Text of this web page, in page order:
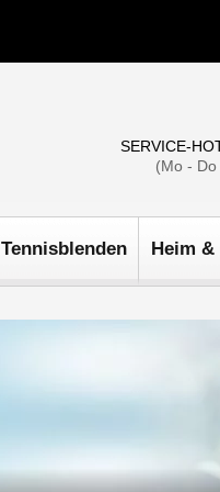
SERVICE-
(Mo -
Tennisblenden Heim &